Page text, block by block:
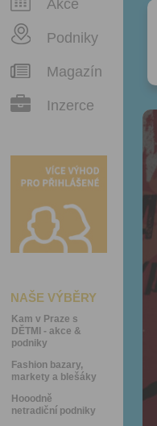
Akce
Podniky
Magazín
Inzerce
NAŠE VÝBĚRY
Kam v Praze s
DĚTMI - akce &
podniky
Fashion bazary,
markety a blešáky
Hooodně
netradiční podniky